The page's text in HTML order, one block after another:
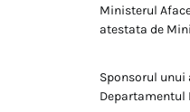
Ministerul
atestata de
Sponsorul
Departamentul